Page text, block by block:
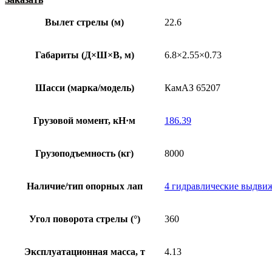
Вылет стрелы (м) 22.6
Габариты (Д×Ш×В, м) 6.8×2.55×0.73
Шасси (марка/модель) КамАЗ 65207
Грузовой момент, кН·м 186.39
Грузоподъемность (кг) 8000
Наличие/тип опорных лап 4 гидравлические
Угол поворота стрелы (°) 360
Эксплуатационная масса, т 4.13